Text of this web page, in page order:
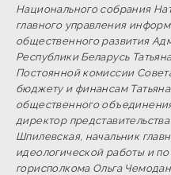
Национального собрания
главного управления
общественного развития
Республики Беларусь
Постоянной комиссии
бюджету и финансам
общественного
директор
Шпилевская, начальник
идеологической работы и
горисполкома Ольга